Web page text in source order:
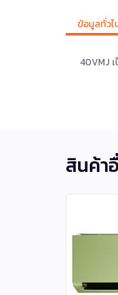
ข้อมูลทั่วไ
40VMJ
สินค้า